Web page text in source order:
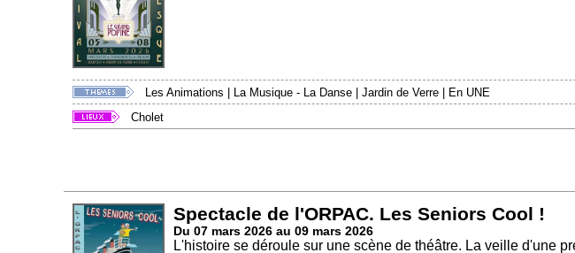
Les Animations La Musique - La Danse Jardin de Verre
En UNE
Cholet
Spectacle de l'ORPAC. Les Seniors Cool !
Du 07 mars 2026 au 09 mars 2026
L'histoire se déroule sur une scène de théâtre. La veille d'une